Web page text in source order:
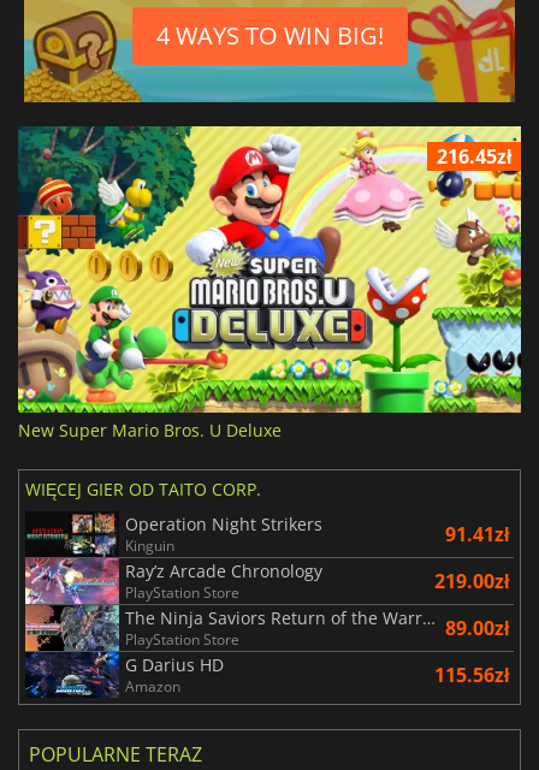
4 WAYS TO WIN BIG!
216.45zł
New Super Mario Bros. U Deluxe
WIĘCEJ GIER OD TAITO CORP.
Operation Night Strikers
Kinguin 91.41zł
Ray’z Arcade Chronology
PlayStation Store 219.00zł
The Ninja Saviors Return of the Warriors
PlayStation Store 89.00zł
G Darius HD
Amazon 115.56zł
POPULARNE TERAZ